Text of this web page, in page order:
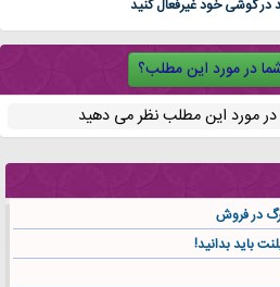
در مورد این مطلب؟
در مورد این مطلب نظر می دهید
در فروش